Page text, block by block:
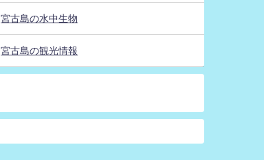
宮古島の水中生物
宮古島の観光情報